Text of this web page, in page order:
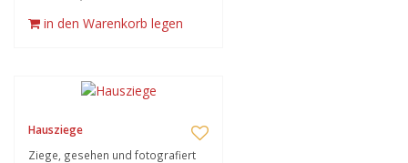
in den Warenkorb legen
Hausziege
Ziege, gesehen und fotografiert